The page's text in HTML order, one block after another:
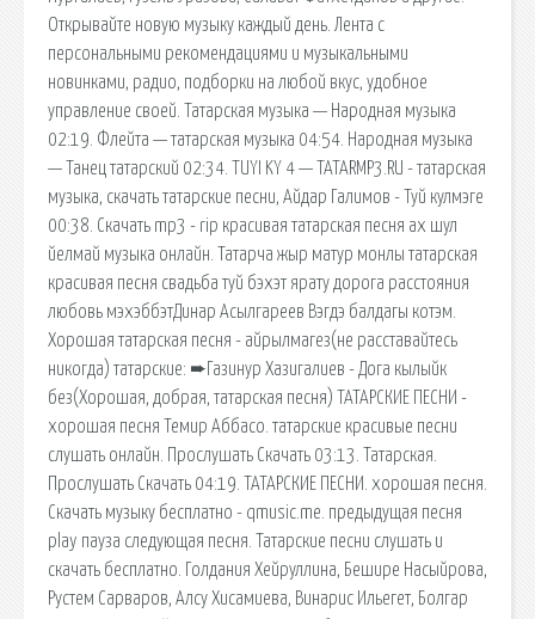
Открывайте новую музыку каждый день. Лента с
персональными рекомендациями и музыкальными
новинками, радио, подборки на любой вкус, удобное
управление своей. Татарская музыка — Народная музыка
02:19. Флейта — татарская музыка 04:54. Народная музыка
— Танец татарский 02:34. TUYI KY 4 — TATARMP3.RU - татарская
музыка, скачать татарские песни, Айдар Галимов - Туй кулмэге
00:38. Скачать mp3 - rip красивая татарская песня ах шул
йелмай музыка онлайн. Татарча жыр матур монлы татарская
красивая песня свадьба туй бэхэт ярату дорога расстояния
любовь мэхэббэтДинар Асылгареев Вэгдэ балдагы котэм.
Хорошая татарская песня - айрылмагез(не расставайтесь
никогда) татарские: ➨Газинур Хазигалиев - Дога кылыйк
без(Хорошая, добрая, татарская песня) ТАТАРСКИЕ ПЕСНИ -
хорошая песня Темир Аббасо. татарские красивые песни
слушать онлайн. Прослушать Скачать 03:13. Татарская.
Прослушать Скачать 04:19. ТАТАРСКИЕ ПЕСНИ. хорошая песня.
Скачать музыку бесплатно - qmusic.me. предыдущая песня
play пауза следующая песня. Татарские песни слушать и
скачать бесплатно. Голдания Хейруллина, Бешире Насыйрова,
Рустем Сарваров, Алсу Хисамиева, Винарис Ильегет, Болгар